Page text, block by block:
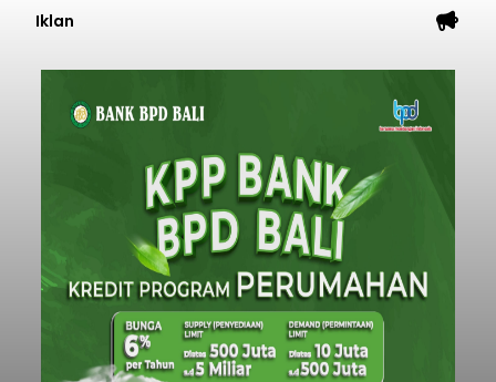
Iklan